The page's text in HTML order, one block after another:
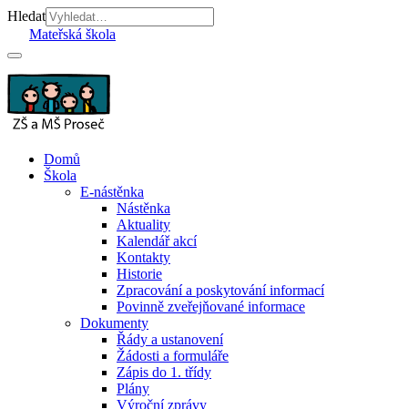
Hledat
Mateřská škola
Domů
Škola
E-nástěnka
Nástěnka
Aktuality
Kalendář akcí
Kontakty
Historie
Zpracování a poskytování informací
Povinně zveřejňované informace
Dokumenty
Řády a ustanovení
Žádosti a formuláře
Zápis do 1. třídy
Plány
Výroční zprávy